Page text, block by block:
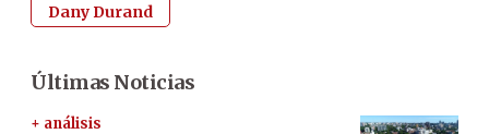
Dany Durand
Últimas Noticias
+ análisis